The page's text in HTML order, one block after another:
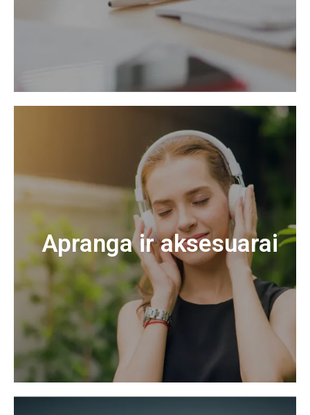
Apranga ir aksesuarai